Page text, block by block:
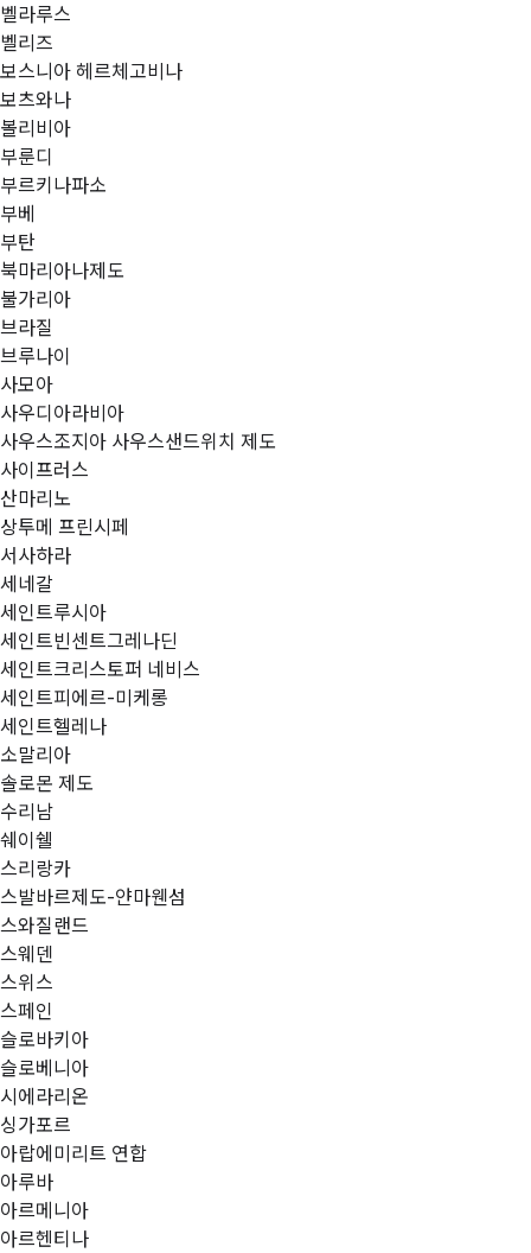
벨라루스
벨리즈
보스니아 헤르체고비나
보츠와나
볼리비아
부룬디
부르키나파소
부베
부탄
북마리아나제도
불가리아
브라질
브루나이
사모아
사우디아라비아
사우스조지아 사우스샌드위치 제도
사이프러스
산마리노
상투메 프린시페
서사하라
세네갈
세인트루시아
세인트빈센트그레나딘
세인트크리스토퍼 네비스
세인트피에르-미케롱
세인트헬레나
소말리아
솔로몬 제도
수리남
쉐이쉘
스리랑카
스발바르제도-얀마웬섬
스와질랜드
스웨덴
스위스
스페인
슬로바키아
슬로베니아
시에라리온
싱가포르
아랍에미리트 연합
아루바
아르메니아
아르헨티나